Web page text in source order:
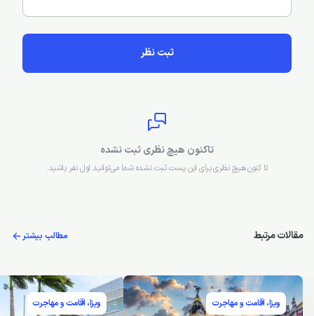
ثبت نظر
تاکنون هیچ نظری ثبت نشده
تا کنون هیچ نظری برای این پست ثبت نشده شما می‌توانید اول نفر باشید.
مقالات مرتبط مطالب بیشتر
ویزا، اقامت و مهاجرت ویزا، اقامت و مهاجرت